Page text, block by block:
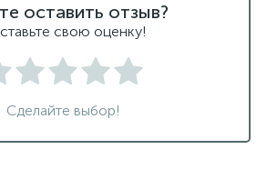
оставить отзыв?
свою оценку!
Сделайте выбор!